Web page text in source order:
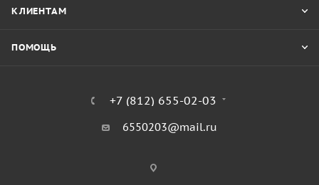
КЛИЕНТАМ
ПОМОЩЬ
+7 (812) 655-02-03
6550203@mail.ru